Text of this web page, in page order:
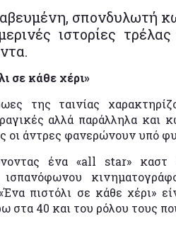
σπονδυλωτή
ιστορίες
σε κάθε χέρι»
της ταινίας
αλλά παράλληλα και
οι άντρες φανερώνουν υπό
ένα «all star» καστ
ισπανόφωνου
πιστόλι σε κάθε χέρι»
στα 40 και του ρόλου τους